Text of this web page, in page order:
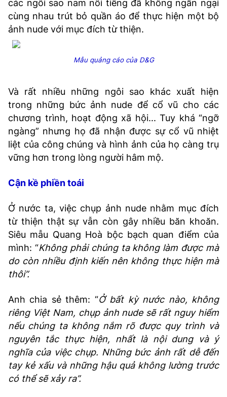
các ngôi sao nam nổi tiếng đã không ngần ngại
cùng nhau trút bỏ quần áo để thực hiện một bộ
ảnh nude với mục đích từ thiện.
Mẫu quảng cáo của D&G
Và rất nhiều những ngôi sao khác xuất hiện
trong những bức ảnh nude để cổ vũ cho các
chương trình, hoạt động xã hội... Tuy khá “ngỡ
ngàng” nhưng họ đã nhận được sự cổ vũ nhiệt
liệt của công chúng và hình ảnh của họ càng trụ
vững hơn trong lòng người hâm mộ.
Cận kề phiền toái
Ở nước ta, việc chụp ảnh nude nhằm mục đích
từ thiện thật sự vẫn còn gây nhiều băn khoăn.
Siêu mẫu Quang Hoà bộc bạch quan điểm của
mình: “Không phải chúng ta không làm được mà
do còn nhiều định kiến nên không thực hiện mà
thôi”.
Anh chia sẻ thêm: “Ở bất kỳ nước nào, không
riêng Việt Nam, chụp ảnh nude sẽ rất nguy hiểm
nếu chúng ta không nắm rõ được quy trình và
nguyên tắc thực hiện, nhất là nội dung và ý
nghĩa của việc chụp. Những bức ảnh rất dễ đến
tay kẻ xấu và những hậu quả không lường trước
có thể sẽ xảy ra”.